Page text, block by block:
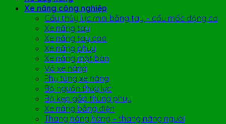
Xe nâng công nghiệp
Cẩu thủy lực mini bằng tay – cẩu mốc động cơ
Xe nâng tay
Xe nâng tay cao
Xe nâng phuy
Xe nâng mặt bàn
Vỏ xe nâng
Phụ tùng xe nâng
Bộ nguồn thủy lực
Bộ kẹp gắp thùng phuy
Xe nâng bằng điện
Thang nâng hàng – thang nâng người